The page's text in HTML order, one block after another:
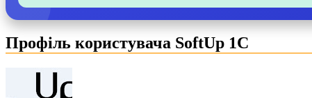
Профіль користувача SoftUp 1C